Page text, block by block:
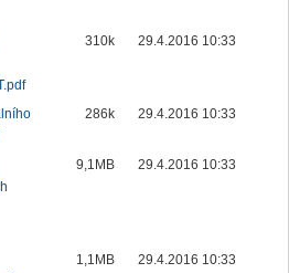
310k 29.4.2016 10:33
286k 29.4.2016 10:33
9,1MB 29.4.2016 10:33
1,1MB 29.4.2016 10:33